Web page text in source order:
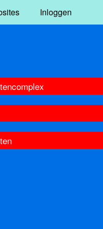
Inloggen